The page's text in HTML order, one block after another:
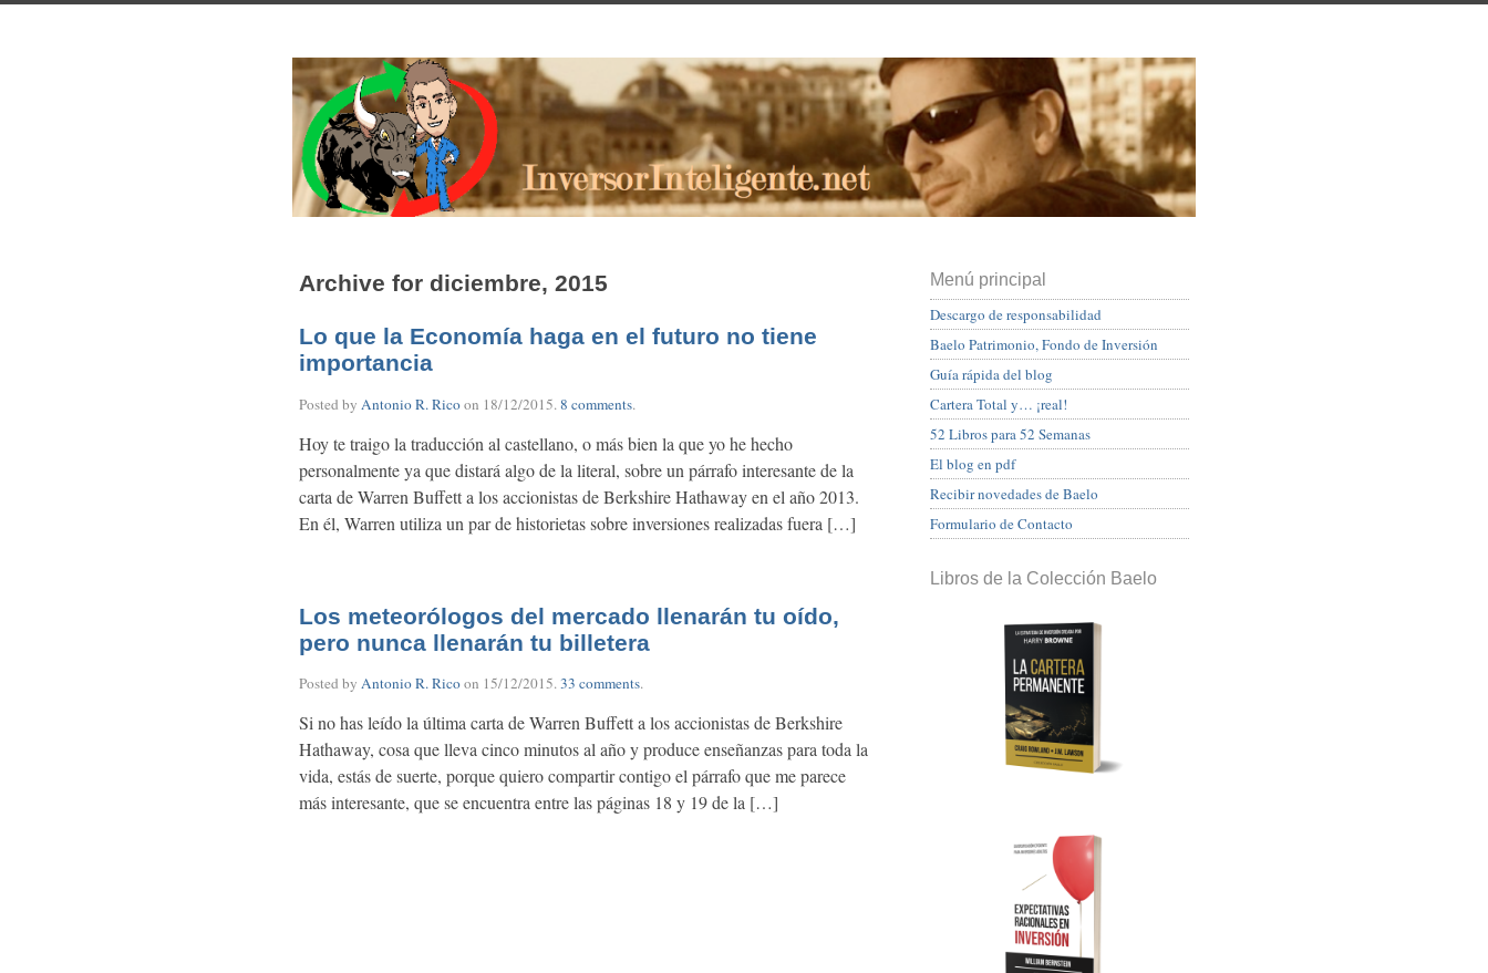
Archive for diciembre, 2015
Lo que la Economía haga en el futuro no tiene
importancia
Posted by Antonio R. Ricoon 18/12/2015. 8 comments.
Hoy te traigo la traducción al castellano, o más bien la que yo he hecho
personalmente ya que distará algo de la literal, sobre un párrafo interesante de la
carta de Warren Buffett a los accionistas de Berkshire Hathaway en el año 2013.
En él, Warren utiliza un par de historietas sobre inversiones realizadas fuera […]
Los meteorólogos del mercado llenarán tu oído,
pero nunca llenarán tu billetera
Posted by Antonio R. Ricoon 15/12/2015.33 comments.
Si no has leído la última carta de Warren Buffett a los accionistas de Berkshire
Hathaway, cosa que lleva cinco minutos al año y produce enseñanzas para toda la
vida, estás de suerte, porque quiero compartir contigo el párrafo que me parece
más interesante, que se encuentra entre las páginas 18 y 19 de la […]
Menú principal
Descargo de responsabilidad
Baelo Patrimonio, Fondo de Inversión
Guía rápida del blog
Cartera Total y… ¡real!
52 Libros para 52 Semanas
El blog en pdf
Recibir novedades de Baelo
Formulario de Contacto
Libros de la Colección Baelo